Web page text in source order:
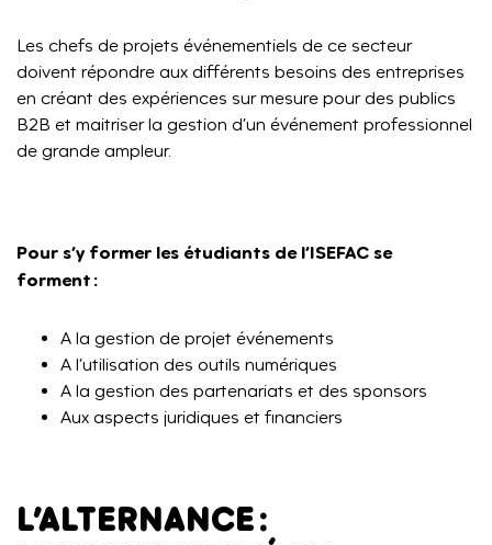
Les chefs de projets événementiels de ce secteur
doivent répondre aux différents besoins des entreprises
en créant des expériences sur mesure pour des publics
B2B et maitriser la gestion d’un événement professionnel
de grande ampleur.
Pour s’y former les étudiants de l’ISEFAC se
forment :
A la gestion de projet événements
A l’utilisation des outils numériques
A la gestion des partenariats et des sponsors
Aux aspects juridiques et financiers
L’ALTERNANCE :